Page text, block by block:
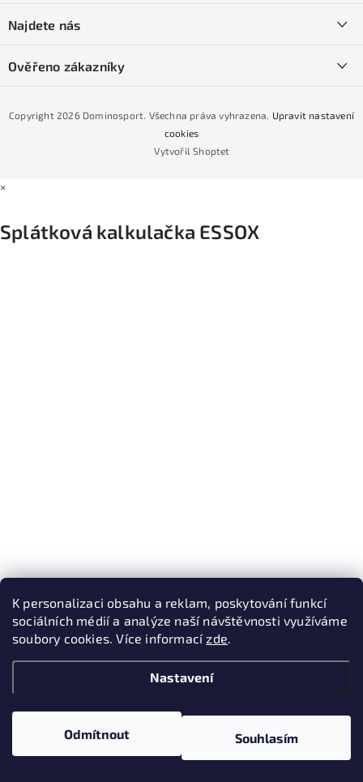
K personalizaci obsahu a reklam, poskytování funkcí
sociálních médií a analýze naší návštěvnosti využíváme
soubory cookies. Více informacízde.
Nastavení
Odmítnout Souhlasím
Obchodní podmínky
Podmínky GDPR
Podmínky nákupu na splátky ESSOX
Naše prodejna
Najdete nás
Ověřeno zákazníky
Vytvořil Shoptet
Copyright 2026 Dominosport. Všechna práva vyhrazena. Upravit nastavení
cookies
×
Splátková kalkulačka ESSOX